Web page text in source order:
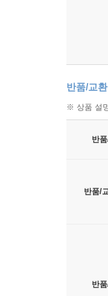
반품/교
※ 상품 설
반
반품/
반